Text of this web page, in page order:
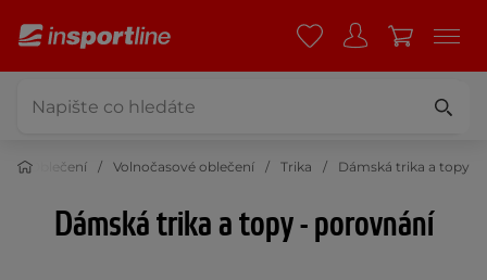
Oblečení Volnočasové oblečení Trika Dámská trika a topy
Dámská trika a topy - porovnání